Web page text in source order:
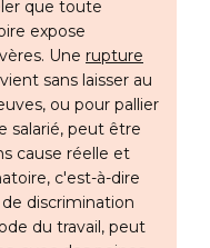
que toute
expose
Une rupture
sans laisser au
ou pour pallier
salarié, peut être
cause réelle et
c'est-à-dire
discrimination
du travail, peut